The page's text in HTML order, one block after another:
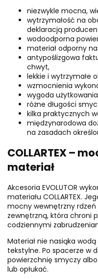
niezwykle mocna,
wytrzymałość na
deklaracją
wodoodporna
materiał odporny
antypoślizgowa
chwyt,
lekkie i wytrzymałe
wzmocnienia
wygoda
różne długości
kilka praktycznych
międzynarodowa
na zasadach
COLLARTEX –
materiał
Akcesoria EVOLUTOR
materiału COLLARTEX.
mocny wewnętrzny rdzeń
zewnętrzną, która chroni
codziennymi
Materiał nie nasiąka
tekstylne. Po spacerze w
powierzchnię smyczy
lub opłukać.